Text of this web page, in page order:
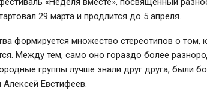
29 марта и продлится до 5 апреля.
формируется множество стереотипов о том,
Между тем, само оно гораздо более
группы лучше знали друг друга, были
Евстифеев.